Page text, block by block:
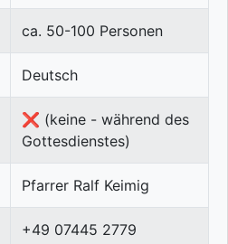
ca. 50-100 Personen
Deutsch
❌ (keine - während des
Gottesdienstes)
Pfarrer Ralf Keimig
+49 07445 2779